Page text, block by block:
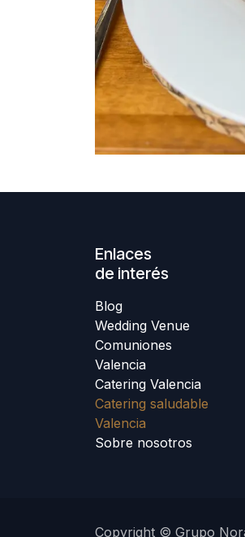
Enlaces
de interés
Blog
Wedding Venue
Comuniones
Valencia
Catering Valencia
Catering saludable
Valencia
Sobre nosotros
Copyright © Grupo